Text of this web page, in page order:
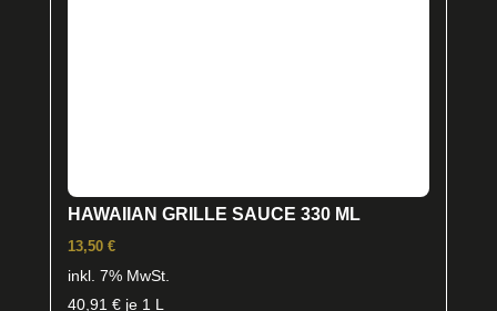
HAWAIIAN GRILLE SAUCE 330 ML
13,50 €
inkl. 7% MwSt.
40,91 €je 1 L